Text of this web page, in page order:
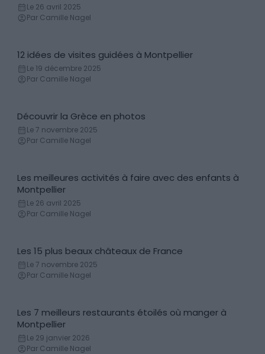
Le 26 avril 2025
Par Camille Nagel
Excursions & Séjours organisés
12 idées de visites guidées à Montpellier
Le 19 décembre 2025
Par Camille Nagel
Reportage photo
Découvrir la Grèce en photos
Le 7 novembre 2025
Par Camille Nagel
Activités
Les meilleures activités à faire avec des enfants à
Montpellier
Le 26 avril 2025
Par Camille Nagel
Château
Les 15 plus beaux châteaux de France
Le 7 novembre 2025
Par Camille Nagel
Bars et restaurants
Les 7 meilleurs restaurants étoilés où manger à
Montpellier
Le 29 janvier 2026
Par Camille Nagel